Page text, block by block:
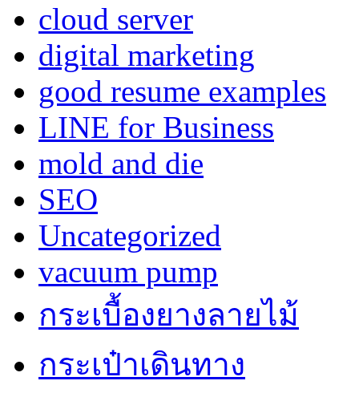
cloud server
digital marketing
good resume examples
LINE for Business
mold and die
SEO
Uncategorized
vacuum pump
กระเบื้องยางลายไม้
กระเป๋าเดินทาง